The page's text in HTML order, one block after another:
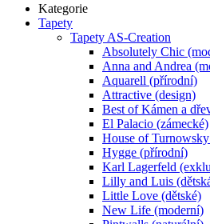
Kategorie
Tapety
Tapety AS-Creation
Absolutely Chic
Anna and Andrea
Aquarell (přírodní)
Attractive (design)
Best of Kámen a
El Palacio (zámecké)
House of
Hygge (přírodní)
Karl Lagerfeld
Lilly and Luis
Little Love (dětské)
New Life (moderní)